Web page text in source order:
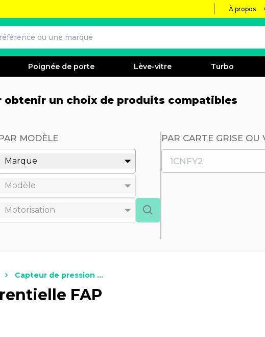
À propos
Poignée de porte Lève-vitre Turbo
un choix de produits compatibles
MODÈLE
Marque
Modèle
Motorisation
PAR CARTE GRISE OU
Capteur de pression ...
FAP